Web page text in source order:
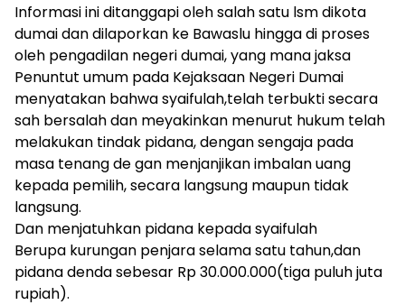
Informasi ini ditanggapi oleh salah satu lsm dikota
dumai dan dilaporkan ke Bawaslu hingga di proses
oleh pengadilan negeri dumai, yang mana jaksa
Penuntut umum pada Kejaksaan Negeri Dumai
menyatakan bahwa syaifulah,telah terbukti secara
sah bersalah dan meyakinkan menurut hukum telah
melakukan tindak pidana, dengan sengaja pada
masa tenang de gan menjanjikan imbalan uang
kepada pemilih, secara langsung maupun tidak
langsung.
Dan menjatuhkan pidana kepada syaifulah
Berupa kurungan penjara selama satu tahun,dan
pidana denda sebesar Rp 30.000.000(tiga puluh juta
rupiah).